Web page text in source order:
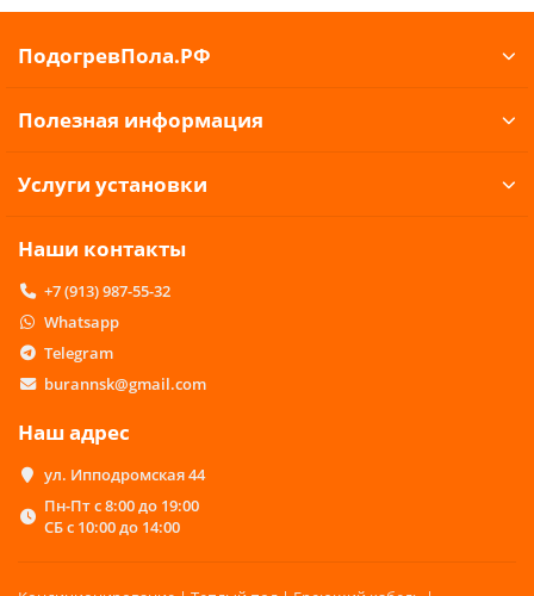
ПодогревПола.РФ
Полезная информация
Услуги установки
Наши контакты
+7 (913) 987-55-32
Whatsapp
Telegram
burannsk@gmail.com
Наш адрес
ул. Ипподромская 44
Пн-Пт с 8:00 до 19:00
СБ с 10:00 до 14:00